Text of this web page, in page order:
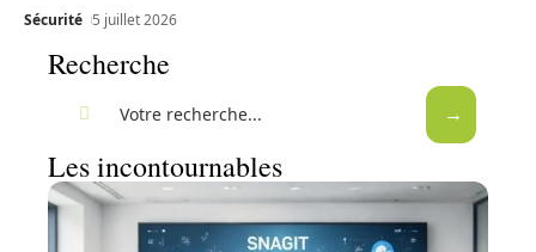
Sécurité 5 juillet 2026
Recherche
Les incontournables